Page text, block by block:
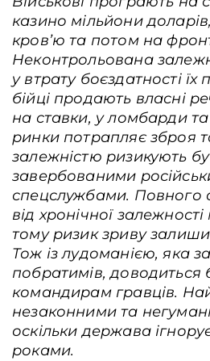
казино мільйони
кров’ю та потом на
Неконтрольована
у втрату боєздатності їх
бійці продають власні
на ставки, у ломбарди
ринки потрапляє зброя
залежністю ризикують
завербованими
спецслужбами.
від хронічної
тому ризик зриву
Тож із лудоманією, яка
побратимів, доводиться
командирам гравців.
незаконними та
оскільки держава
роками.